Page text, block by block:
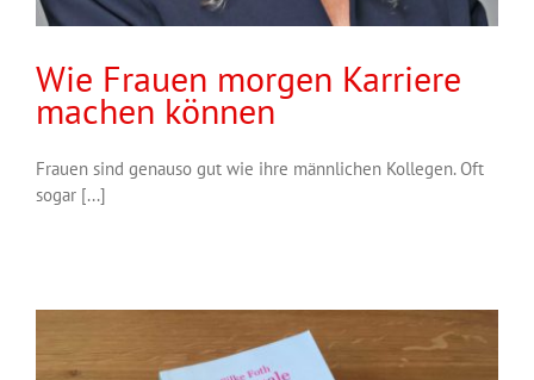
Wie Frauen morgen Karriere
machen können
Frauen sind genauso gut wie ihre männlichen Kollegen. Oft
sogar [...]